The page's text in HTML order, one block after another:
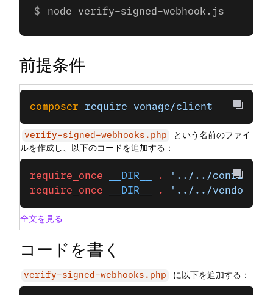
node verify-signed-webhook.js
前提条件
composer require vonage/client
verify-signed-webhooks.php
という名前のファイ
ルを作成し、以下のコードを追加する：
require_once __DIR__ .
'../../
require_once __DIR__ . '../../vendor/
全文を見る
コードを書く
verify-signed-webhooks.php に以下を追加する：